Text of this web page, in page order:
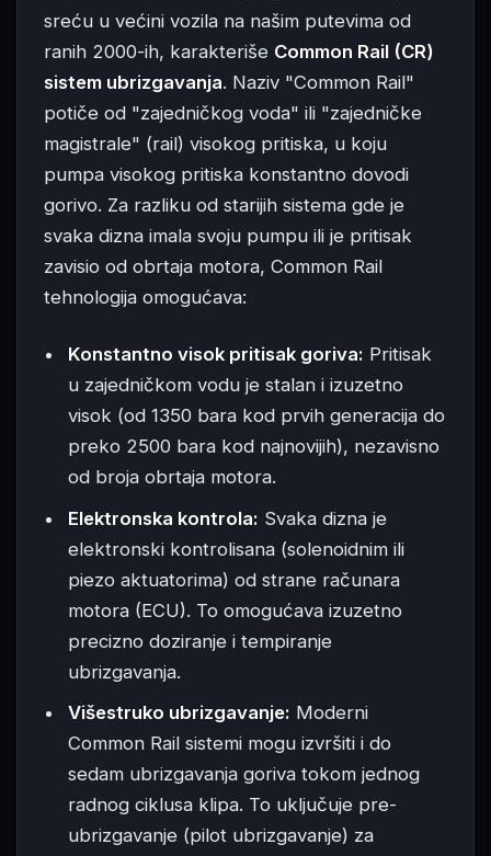
sreću u većini vozila na našim putevima od
ranih 2000-ih, karakteriše Common Rail (CR)
sistem ubrizgavanja. Naziv "Common Rail"
potiče od "zajedničkog voda" ili "zajedničke
magistrale" (rail) visokog pritiska, u koju
pumpa visokog pritiska konstantno dovodi
gorivo. Za razliku od starijih sistema gde je
svaka dizna imala svoju pumpu ili je pritisak
zavisio od obrtaja motora, Common Rail
tehnologija omogućava:
Konstantno visok pritisak goriva: Pritisak
u zajedničkom vodu je stalan i izuzetno
visok (od 1350 bara kod prvih generacija do
preko 2500 bara kod najnovijih), nezavisno
od broja obrtaja motora.
Elektronska kontrola: Svaka dizna je
elektronski kontrolisana (solenoidnim ili
piezo aktuatorima) od strane računara
motora (ECU). To omogućava izuzetno
precizno doziranje i tempiranje
ubrizgavanja.
Višestruko ubrizgavanje: Moderni
Common Rail sistemi mogu izvršiti i do
sedam ubrizgavanja goriva tokom jednog
radnog ciklusa klipa. To uključuje pre-
ubrizgavanje (pilot ubrizgavanje) za